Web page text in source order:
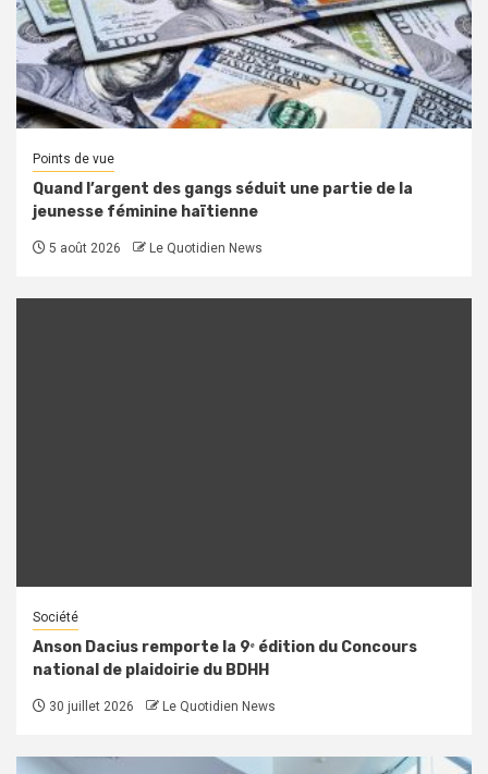
Points de vue
Quand l’argent des gangs séduit une partie de la
jeunesse féminine haïtienne
5 août 2026 Le Quotidien News
Société
Anson Dacius remporte la 9ᵉ édition du Concours
national de plaidoirie du BDHH
30 juillet 2026 Le Quotidien News